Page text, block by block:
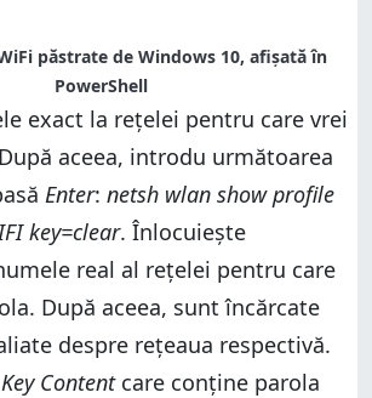
păstrate de Windows 10, afișată în
PowerShell
exact la rețelei pentru care vrei
aceea, introdu următoarea
Enter: netsh wlan show profile
key=clear. Înlocuiește
real al rețelei pentru care
După aceea, sunt încărcate
despre rețeaua respectivă.
Key Contentcare conține parola